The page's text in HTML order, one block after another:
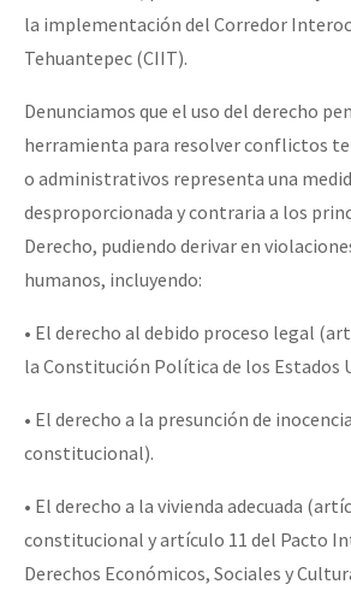
la implementación del Corredor
Tehuantepec (CIIT).
Denunciamos que el uso del derecho
herramienta para resolver conflictos
o administrativos representa una
desproporcionada y contraria a los
Derecho, pudiendo derivar en
humanos, incluyendo:
• El derecho al debido proceso legal
la Constitución Política de los Estados
• El derecho a la presunción de
constitucional).
• El derecho a la vivienda adecuada
constitucional y artículo 11 del Pacto
Derechos Económicos, Sociales y